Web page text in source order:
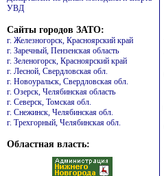
УВД
Сайты городов ЗАТО:
г. Железногорск, Красноярский край
г. Заречный, Пензенская область
г. Зеленогорск, Красноярский край
г. Лесной, Свердловская обл.
г. Новоуральск, Свердловская обл.
г. Озерск, Челябинская область
г. Северск, Томская обл.
г. Снежинск, Челябинская обл.
г. Трехгорный, Челябинская обл.
Областная власть: